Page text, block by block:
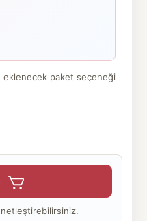
eklenecek paket seçeneği